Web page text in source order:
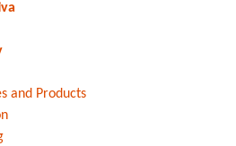
and Products